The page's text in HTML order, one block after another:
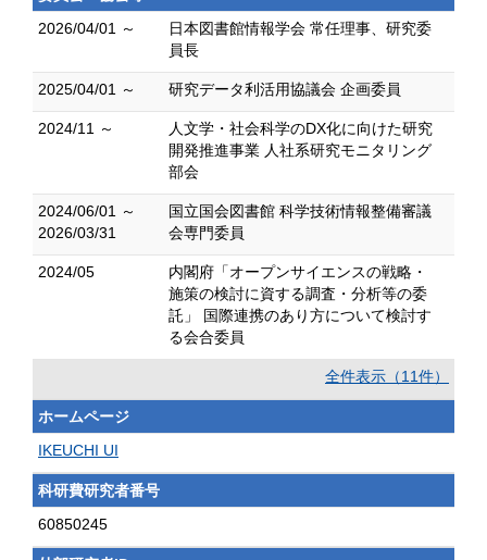
2026/04/01 ～
日本図書館情報学会 常任理事、研究委
員長
2025/04/01 ～ 研究データ利活用協議会 企画委員
2024/11 ～
人文学・社会科学のDX化に向けた研究
開発推進事業 人社系研究モニタリング
部会
2024/06/01 ～
2026/03/31
国立国会図書館 科学技術情報整備審議
会専門委員
2024/05
内閣府「オープンサイエンスの戦略・
施策の検討に資する調査・分析等の委
託」 国際連携のあり方について検討す
る会合委員
全件表示（11件）
ホームページ
IKEUCHI UI
科研費研究者番号
60850245